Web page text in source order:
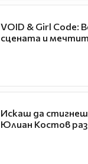
VOID & Girl Code:
сцената и
Искаш да
Юлиан Костов